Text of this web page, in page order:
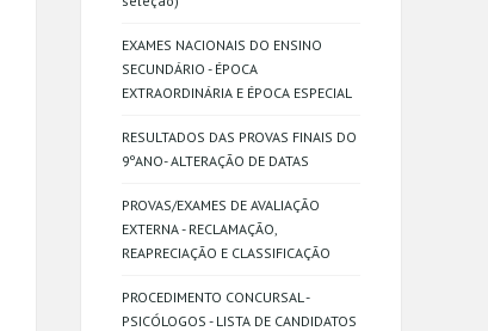
EXAMES NACIONAIS DO ENSINO
SECUNDÁRIO - ÉPOCA
EXTRAORDINÁRIA E ÉPOCA ESPECIAL
RESULTADOS DAS PROVAS FINAIS DO
9ºANO- ALTERAÇÃO DE DATAS
PROVAS/EXAMES DE AVALIAÇÃO
EXTERNA - RECLAMAÇÃO,
REAPRECIAÇÃO E CLASSIFICAÇÃO
PROCEDIMENTO CONCURSAL -
PSICÓLOGOS - LISTA DE CANDIDATOS